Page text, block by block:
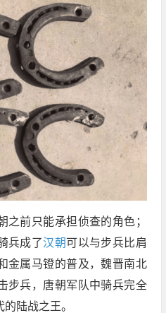
之前只能承担侦查的角色；
兵成了汉朝可以与步兵比肩
金属马镫的普及，魏晋南北
步兵，唐朝军队中骑兵完全
陆战之王。